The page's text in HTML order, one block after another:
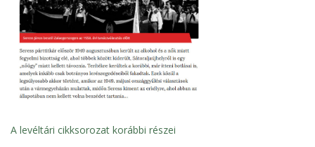
A levéltári cikksorozat korábbi részei